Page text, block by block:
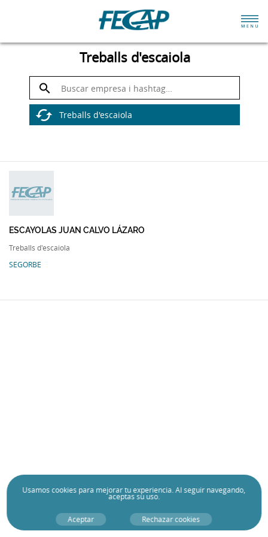
Treballs d'escaiola
ESCAYOLAS JUAN CALVO LÁZARO
Treballs d'escaiola
SEGORBE
Usamoscookies para mejorar tu experiencia. Al seguir navegando,
aceptas su uso.
Aceptar Rechazar cookies